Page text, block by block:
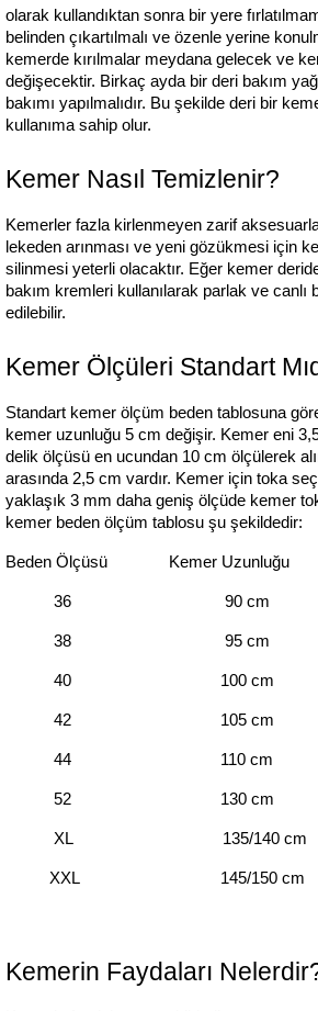
olarak kullandıktan sonra bir yere
belinden çıkartılmalı ve özenle yerine
kemerde kırılmalar meydana gelecek ve
değişecektir. Birkaç ayda bir deri bakım
bakımı yapılmalıdır. Bu şekilde deri bir
kullanıma sahip olur.
Kemer Nasıl Temizlenir?
Kemerler fazla kirlenmeyen zarif
lekeden arınması ve yeni gözükmesi için
silinmesi yeterli olacaktır. Eğer kemer
bakım kremleri kullanılarak parlak ve canlı
edilebilir.
Kemer Ölçüleri Standart
Standart kemer ölçüm beden tablosuna
kemer uzunluğu 5 cm değişir. Kemer eni
delik ölçüsü en ucundan 10 cm ölçülerek
arasında 2,5 cm vardır. Kemer için toka
yaklaşık 3 mm daha geniş ölçüde kemer
kemer beden ölçüm tablosu şu şekildedir:
Beden Ölçüsü              Kemer Uzunluğu
36                                   90 cm
38                                   95 cm
40                                  100 cm
42                                  105 cm
44                                  110 cm
52                                  130 cm
XL                                  135/140 cm
XXL                                145/150 cm
Kemerin Faydaları